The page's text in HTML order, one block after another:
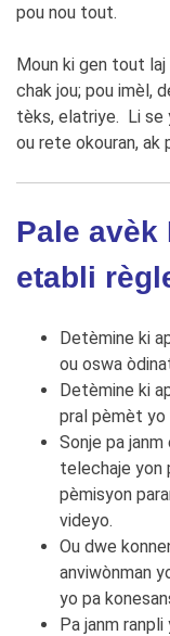
pou nou tout.
Moun ki gen tout
chak jou; pou imèl,
tèks, elatriye. Li se
ou rete okouran,
Pale avèk
etabli
Detèmine ki
ou oswa
Detèmine ki
pral pèmèt yo
Sonje pa
telechaje yon
pèmisyon
videyo.
Ou dwe
anviwònman
yo pa
Pa janm